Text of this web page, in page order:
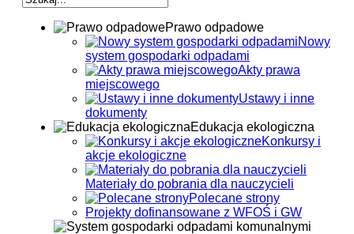
Prawo odpadowe
Nowy
system gospodarki odpadami
Akty prawa
miejscowego
Ustawy i inne
dokumenty
Edukacja ekologiczna
Konkursy i
akcje ekologiczne
Materiały do pobrania dla nauczycieli
Polecane strony
Projekty dofinansowane z WFOŚ i GW